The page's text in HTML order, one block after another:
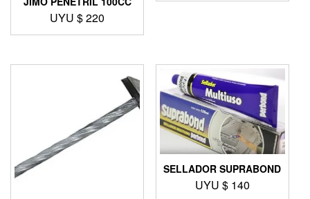
UYU $220
SELLADOR SUPRABOND
UYU $ 140